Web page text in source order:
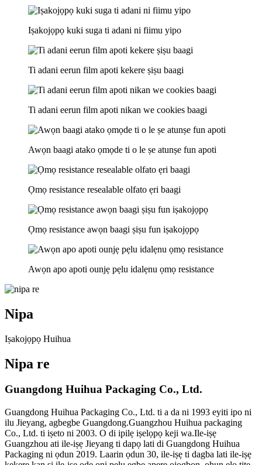
Iṣakojọpọ kuki suga ti adani ni fiimu yipo
Ti adani eerun film apoti kekere ṣiṣu baagi
Ti adani eerun film apoti nikan we cookies baagi
Awọn baagi atako ọmọde ti o le ṣe atunṣe fun apoti
Ọmọ resistance resealable olfato ẹri baagi
Ọmọ resistance awọn baagi ṣiṣu fun iṣakojọpọ
Awọn apo apoti ounjẹ pẹlu idalẹnu ọmọ resistance
Nipa
Iṣakojọpọ Huihua
Nipa re
Guangdong Huihua Packaging Co., Ltd.
Guangdong Huihua Packaging Co., Ltd. ti a da ni 1993 eyiti ipo ni
ilu Jieyang, agbegbe Guangdong.Guangzhou Huihua packaging
Co., Ltd. ti iṣeto ni 2003. O di ipilẹ iṣelọpọ keji wa.Ile-iṣẹ
Guangzhou ati ile-iṣẹ Jieyang ti dapọ lati di Guangdong Huihua
Packaging ni ọdun 2019. Laarin ọdun 30, ile-iṣẹ ti dagba lati ile-iṣẹ